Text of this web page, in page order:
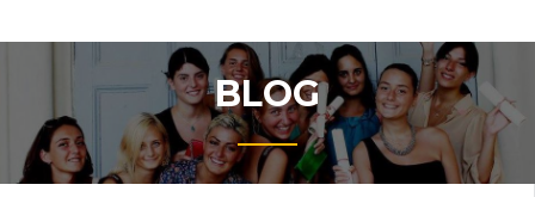
BLOG